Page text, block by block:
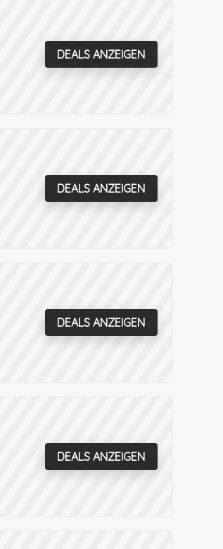
DEALS ANZEIGEN
DEALS ANZEIGEN
DEALS ANZEIGEN
DEALS ANZEIGEN